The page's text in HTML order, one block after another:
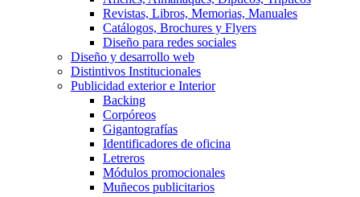
Revistas, Libros, Memorias, Manuales
Catálogos, Brochures y Flyers
Diseño para redes sociales
Diseño y desarrollo web
Distintivos Institucionales
Publicidad exterior e Interior
Backing
Corpóreos
Gigantografías
Identificadores de oficina
Letreros
Módulos promocionales
Muñecos publicitarios